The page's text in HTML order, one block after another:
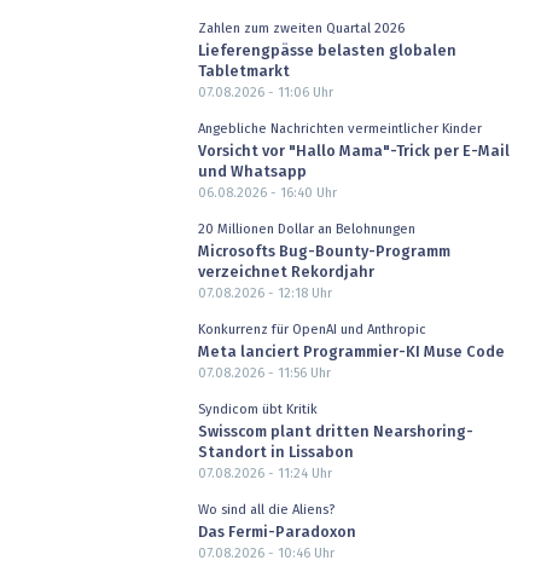
Zahlen zum zweiten Quartal 2026
Lieferengpässe belasten globalen
Tabletmarkt
07.08.2026 - 11:06Uhr
Angebliche Nachrichten vermeintlicher Kinder
Vorsicht vor "Hallo Mama"-Trick per E-Mail
und Whatsapp
06.08.2026 - 16:40 Uhr
20 Millionen Dollar an Belohnungen
Microsofts Bug-Bounty-Programm
verzeichnet Rekordjahr
07.08.2026 - 12:18Uhr
Konkurrenz für OpenAI und Anthropic
Meta lanciert Programmier-KI Muse Code
07.08.2026 - 11:56Uhr
Syndicom übt Kritik
Swisscom plant dritten Nearshoring-
Standort in Lissabon
07.08.2026 - 11:24Uhr
Wo sind all die Aliens?
Das Fermi-Paradoxon
07.08.2026 - 10:46Uhr